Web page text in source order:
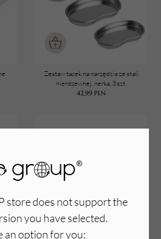
store does not support the
you have selected.
an option for you:
Zestaw tacek na narzędzia ze stali
nierdzewnej, nerka, 3 szt.
42,99 PLN
Okulary ochronne pyłoszczelne czarne